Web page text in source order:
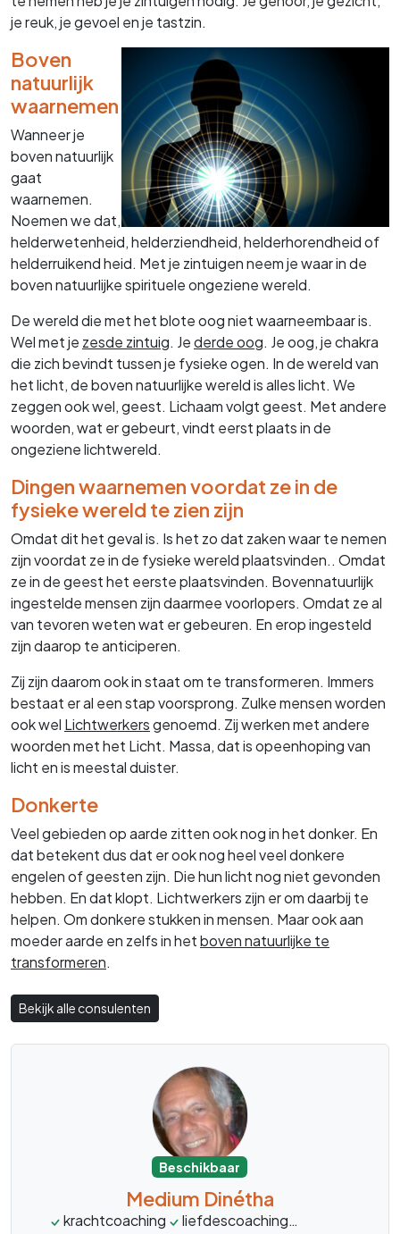
je reuk, je gevoel en je tastzin.
Boven
natuurlijk
waarnemen
Wanneer je
boven natuurlijk
gaat
waarnemen.
Noemen we dat,
helderwetenheid, helderziendheid, helderhorendheid of
helderruikend heid. Met je zintuigen neem je waar in de
boven natuurlijke spirituele ongeziene wereld.
De wereld die met het blote oog niet waarneembaar is.
Wel met je zesde zintuig. Jederde oog. Je oog, je chakra
die zich bevindt tussen je fysieke ogen. In de wereld van
het licht, de boven natuurlijke wereld is alles licht. We
zeggen ook wel, geest. Lichaam volgt geest. Met andere
woorden, wat er gebeurt, vindt eerst plaats in de
ongeziene lichtwereld.
Dingen waarnemen voordat ze in de
fysieke wereld te zien zijn
Omdat dit het geval is. Is het zo dat zaken waar te nemen
zijn voordat ze in de fysieke wereld plaatsvinden.. Omdat
ze in de geest het eerste plaatsvinden. Bovennatuurlijk
ingestelde mensen zijn daarmee voorlopers. Omdat ze al
van tevoren weten wat er gebeuren. En erop ingesteld
zijn daarop te anticiperen.
Zij zijn daarom ook in staat om te transformeren. Immers
bestaat er al een stap voorsprong. Zulke mensen worden
ook wel Lichtwerkersgenoemd. Zij werken met andere
woorden met het Licht. Massa, dat is opeenhoping van
licht en is meestal duister.
Donkerte
Veel gebieden op aarde zitten ook nog in het donker. En
dat betekent dus dat er ook nog heel veel donkere
engelen of geesten zijn. Die hun licht nog niet gevonden
hebben. En dat klopt. Lichtwerkers zijn er om daarbij te
helpen. Om donkere stukken in mensen. Maar ook aan
moeder aarde en zelfs in hetboven natuurlijke te
transformeren.
Bekijk alle consulenten
Beschikbaar
Medium Dinétha
krachtcoaching liefdescoaching